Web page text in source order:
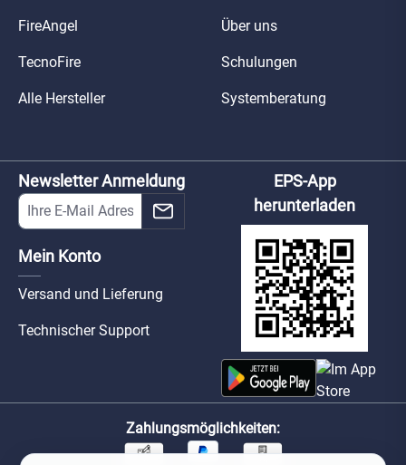
FireAngel
TecnoFire
Alle Hersteller
Über uns
Schulungen
Systemberatung
Newsletter Anmeldung
Mein Konto
Versand und Lieferung
Technischer Support
EPS-App
herunterladen
Zahlungsmöglichkeiten: